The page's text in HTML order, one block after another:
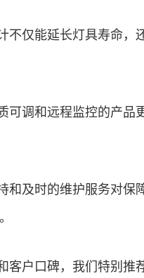
不仅能延长灯具寿命
可调和远程监控的产
和及时的维护服务对保
客户口碑，我们特别推